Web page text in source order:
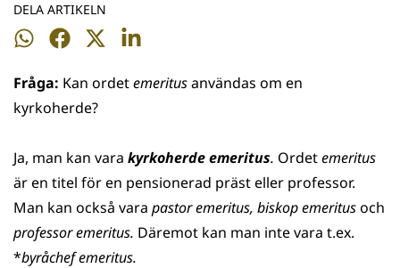
DELA ARTIKELN
Dela
WhatsApp
Dela
Facebook
Dela
Twitter
Dela
LinkedIn
Fråga: Kan ordetemeritusanvändas om en
kyrkoherde?
Ja, man kan vara kyrkoherde emeritus. Ordetemeritus
är en titel för en pensionerad präst eller professor.
Man kan också vara pastor emeritus, biskop emeritusoch
professor emeritus. Där­emot kan man inte vara t.ex.
*byråchef emeritus.